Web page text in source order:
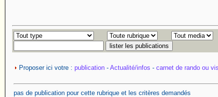
Proposer ici votre : publication - Actualité/infos - carnet de rando ou
pas de publication pour cette rubrique et les critères demandés